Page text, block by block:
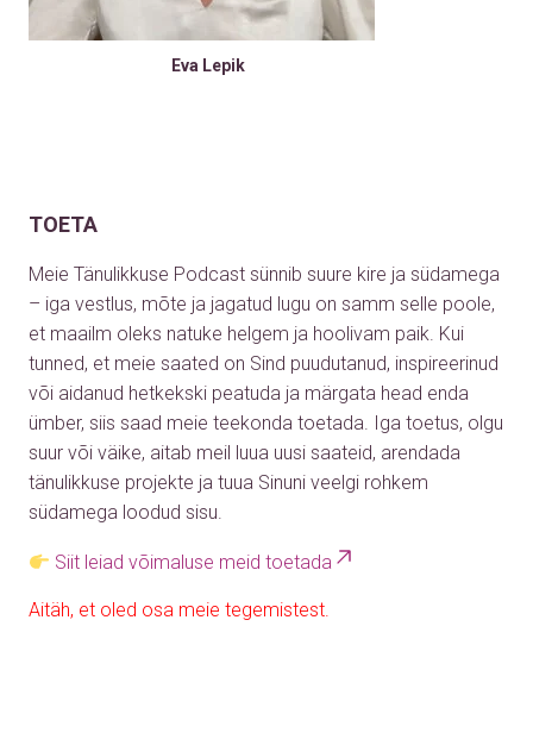
Eva Lepik
TOETA
Meie Tänulikkuse Podcast sünnib suure kire ja südamega
– iga vestlus, mõte ja jagatud lugu on samm selle poole,
et maailm oleks natuke helgem ja hoolivam paik. Kui
tunned, et meie saated on Sind puudutanud, inspireerinud
või aidanud hetkekski peatuda ja märgata head enda
ümber, siis saad meie teekonda toetada. Iga toetus, olgu
suur või väike, aitab meil luua uusi saateid, arendada
tänulikkuse projekte ja tuua Sinuni veelgi rohkem
südamega loodud sisu.
Siit leiad võimaluse meid toetada
Aitäh, et oled osa meie tegemistest.